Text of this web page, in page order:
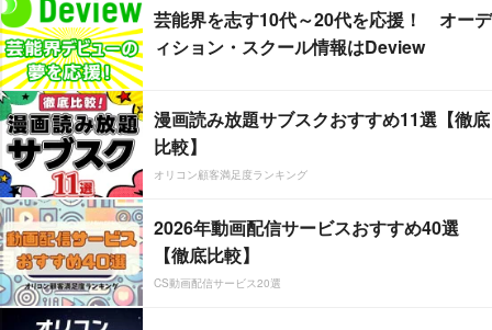
芸能界を志す10代～20代を応援！ オーデ
ィション・スクール情報はDeview
漫画読み放題サブスクおすすめ11選【徹底
比較】
オリコン顧客満足度ランキング
2026年動画配信サービスおすすめ40選
【徹底比較】
CS動画配信サービス20選